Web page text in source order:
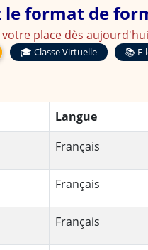
le format de
votre place dès
🎓 Classe Virtuelle 📚
Langue
Français
Français
Français